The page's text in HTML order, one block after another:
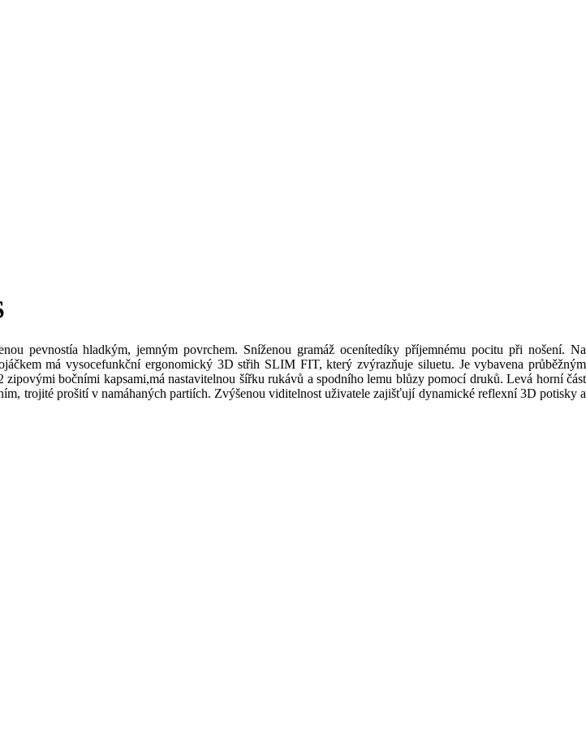
pevnostía hladkým, jemným povrchem. Sníženou gramáž ocenítedíky příjemnému pocitu při nošení. Na
má vysocefunkční ergonomický 3D střih SLIM FIT, který zvýrazňuje siluetu. Je vybavena průběžným
bočními kapsami,má nastavitelnou šířku rukávů a spodního lemu blůzy pomocí druků. Levá horní část
trojité prošití v namáhaných partiích. Zvýšenou viditelnost uživatele zajišťují dynamické reflexní 3D potisky a